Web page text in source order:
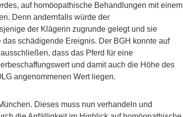
auf homöopathische Behandlungen mit einem
Denn andernfalls würde der
der Klägerin zugrunde gelegt und sie
schädigende Ereignis. Der BGH konnte auf
dass das Pferd für eine
und damit auch die Höhe des
angenommenen Wert liegen.
Dieses muss nun verhandeln und